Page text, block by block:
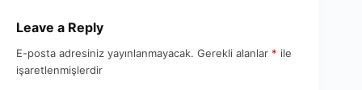
Leave a Reply
E-posta adresiniz yayınlanmayacak. Gerekli alanlar * ile
işaretlenmişlerdir